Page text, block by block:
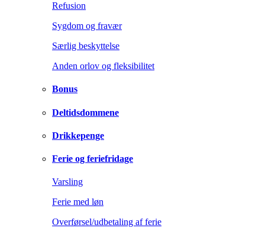
Refusion
Sygdom og fravær
Særlig beskyttelse
Anden orlov og fleksibilitet
Bonus
Deltidsdommene
Drikkepenge
Ferie og feriefridage
Varsling
Ferie med løn
Overførsel/udbetaling af ferie